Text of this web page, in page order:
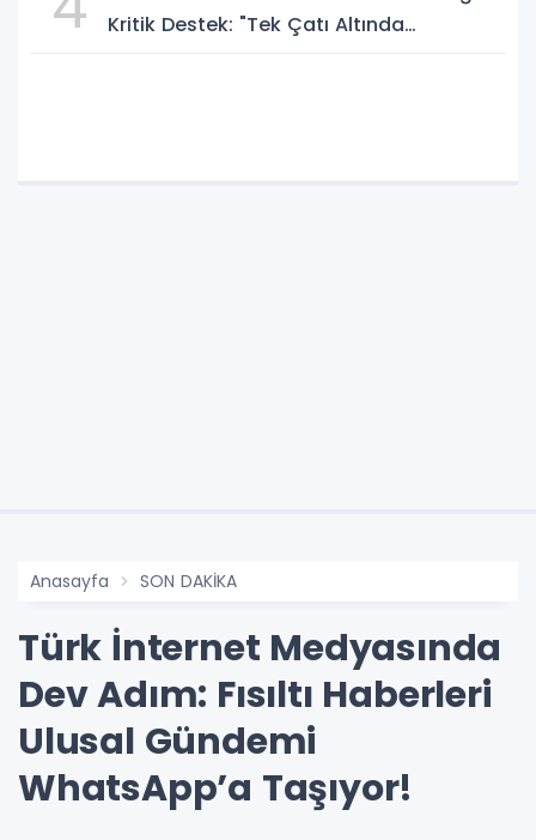
Kritik Destek: "Tek Çatı Altında
Anasayfa SON DAKİKA
Türk İnternet Medyasında
Dev Adım: Fısıltı Haberleri
Ulusal Gündemi
WhatsApp’a Taşıyor!